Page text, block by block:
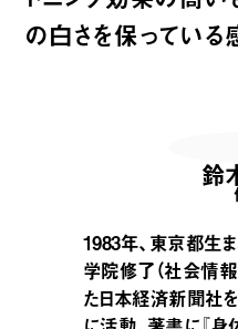
の白さを保っている
鈴
1983年、東京都生
学院修了（社会情報
た日本経済新聞社